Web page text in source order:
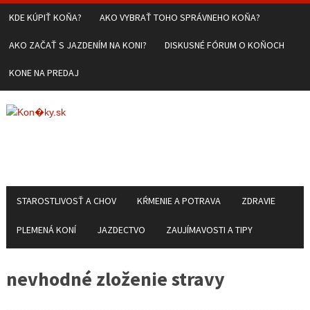
KDE KÚPIŤ KOŇA? AKO VYBRAŤ TOHO SPRÁVNEHO KOŇA?
AKO ZAČAŤ S JAZDENÍM NA KONI? DISKUSNÉ FÓRUM O KOŇOCH
KONE NA PREDAJ
STAROSTLIVOSŤ A CHOV KŔMENIE A POTRAVA ZDRAVIE
PLEMENÁ KONÍ JAZDECTVO ZAUJÍMAVOSTI A TIPY
nevhodné zloženie stravy